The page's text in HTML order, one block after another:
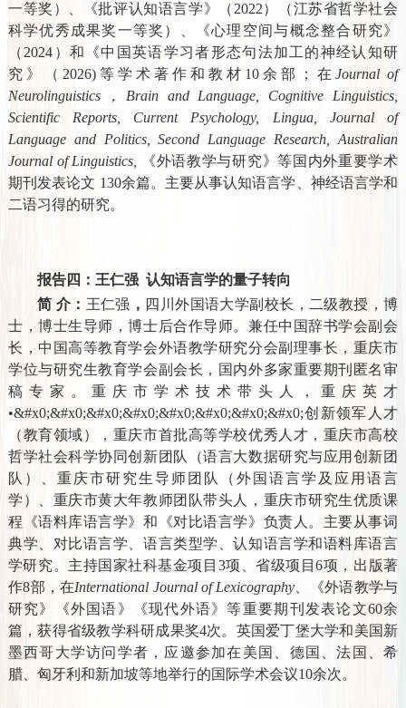
一等奖）、《批评认知语言学》（ 2022）（江苏省哲学社会
科学优秀成果奖一等奖）、《心理空间与概念整合研究》
（ 2024 ）和《中国英语学习者形态句法加工的神经认知研
究》（ 2026)等学术著作和教材 10 余部；在Journal of
Neurolinguistics， Brain and Language, Cognitive Linguistics,
Scientific Reports, Current Psychology, Lingua, Journal of
Language and Politics, Second Language Research, Australian
Journal of Linguistics,
《外语教学与研究》等国内外重要学术
期刊发表论文 130余篇。主要从事认知语言学、神经语言学和
二语习得的研究。
报告四：王仁强 认知语言学的量子转向
简 介： 王仁强 ， 四川外国语大学副校长，二级教授，博
士，博士生导师，博士后合作导师。兼任中国辞书学会副会
长，中国高等教育学会外语教学研究分会副理事长，重庆市
学位与研究生教育学会副会长，国内外多家重要期刊匿名审
稿专家。重庆市学术技术带头人，重庆英才
•&#x0;&#x0;&#x0;&#x0;&#x0;&#x0;&#x0;&#x0;创新领军人才
（教育领域），重庆市首批高等学校优秀人才，重庆市高校
哲学社会科学协同创新团队（语言大数据研究与应用创新团
队）、重庆市研究生导师团队（外国语言学及应用语言
学）、重庆市黄大年教师团队带头人，重庆市研究生优质课
程《语料库语言学》和《对比语言学》负责人。主要从事词
典学、对比语言学、语言类型学、认知语言学和语料库语言
学研究。主持国家社科基金项目 3项、省级项目6项，出版著
作8部，在International Journal of Lexicography 、《外语教学与
研究》《外国语》《现代外语》等重要期刊发表论文60余
篇，获得省级教学科研成果奖4次。英国爱丁堡大学和美国新
墨西哥大学访问学者，应邀参加在美国、德国、法国、希
腊、匈牙利和新加坡等地举行的国际学术会议10余次。